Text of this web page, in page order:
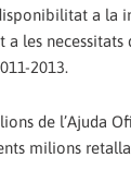
a la
les
2013.
de l’Ajuda
milions